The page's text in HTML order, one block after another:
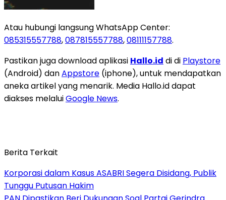
Atau hubungi langsung WhatsApp Center:
085315557788,087815557788,08111157788.
Pastikan juga download aplikasi Hallo.id di di Playstore
(Android) danAppstore (iphone), untuk mendapatkan
aneka artikel yang menarik. Media Hallo.id dapat
diakses melaluiGoogle News.
Berita Terkait
Korporasi dalam Kasus ASABRI Segera Disidang, Publik
Tunggu Putusan Hakim